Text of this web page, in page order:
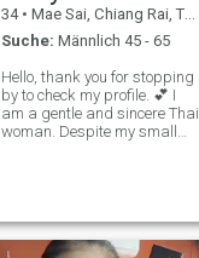
34 • Mae Sai, Chiang Rai, Thailand
Suche: Männlich 45 - 65
Hello, thank you for stopping
by to check my profile. 💕 I
am a gentle and sincere Thai
woman. Despite my small
and true relationships. I love